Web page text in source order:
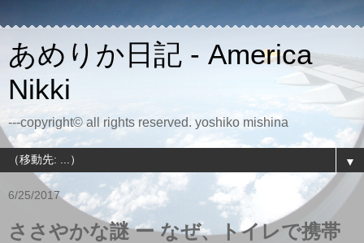
あめりか日記 - America
Nikki
---copyright© all rights reserved. yoshiko mishina
▼
6/25/2017
ささやかな謎 ー なぜ、トイレで携帯